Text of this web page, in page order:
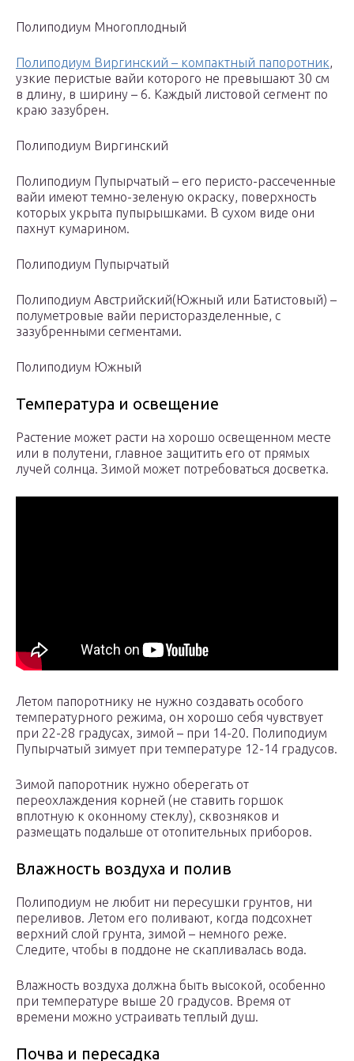
Полиподиум Многоплодный
Полиподиум Виргинский – компактный папоротник,
узкие перистые вайи которого не превышают 30 см
в длину, в ширину – 6. Каждый листовой сегмент по
краю зазубрен.
Полиподиум Виргинский
Полиподиум Пупырчатый – его перисто-рассеченные
вайи имеют темно-зеленую окраску, поверхность
которых укрыта пупырышками. В сухом виде они
пахнут кумарином.
Полиподиум Пупырчатый
Полиподиум Австрийский(Южный или Батистовый) –
полуметровые вайи перисторазделенные, с
зазубренными сегментами.
Полиподиум Южный
Температура и освещение
Растение может расти на хорошо освещенном месте
или в полутени, главное защитить его от прямых
лучей солнца. Зимой может потребоваться досветка.
Летом папоротнику не нужно создавать особого
температурного режима, он хорошо себя чувствует
при 22-28 градусах, зимой – при 14-20. Полиподиум
Пупырчатый зимует при температуре 12-14 градусов.
Зимой папоротник нужно оберегать от
переохлаждения корней (не ставить горшок
вплотную к оконному стеклу), сквозняков и
размещать подальше от отопительных приборов.
Влажность воздуха и полив
Полиподиум не любит ни пересушки грунтов, ни
переливов. Летом его поливают, когда подсохнет
верхний слой грунта, зимой – немного реже.
Следите, чтобы в поддоне не скапливалась вода.
Влажность воздуха должна быть высокой, особенно
при температуре выше 20 градусов. Время от
времени можно устраивать теплый душ.
Почва и пересадка